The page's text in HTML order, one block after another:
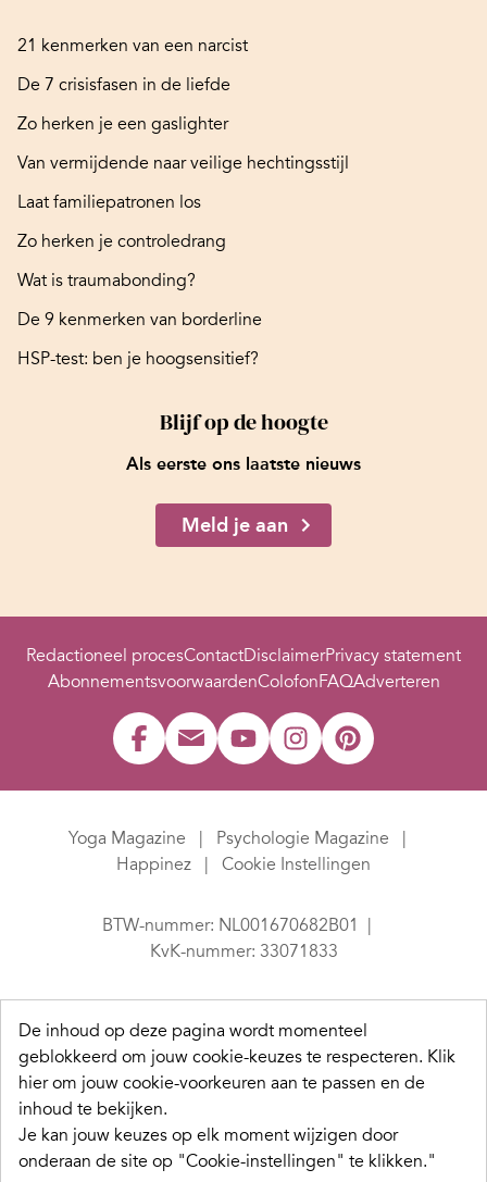
21 kenmerken van een narcist
De 7 crisisfasen in de liefde
Zo herken je een gaslighter
Van vermijdende naar veilige hechtingsstijl
Laat familiepatronen los
Zo herken je controledrang
Wat is traumabonding?
De 9 kenmerken van borderline
HSP-test: ben je hoogsensitief?
Blijf op de hoogte
Als eerste ons laatste nieuws
Meld je aan
Redactioneel procesContactDisclaimerPrivacy statement
AbonnementsvoorwaardenColofonFAQAdverteren
Yoga Magazine
Psychologie Magazine
Happinez
Cookie Instellingen
BTW-nummer: NL001670682B01
KvK-nummer: 33071833
De inhoud op deze pagina wordt momenteel
geblokkeerd om jouw cookie-keuzes te respecteren. Klik
hier om jouw cookie-voorkeuren aan te passen en de
inhoud te bekijken.
Je kan jouw keuzes op elk moment wijzigen door
onderaan de site op "Cookie-instellingen" te klikken."